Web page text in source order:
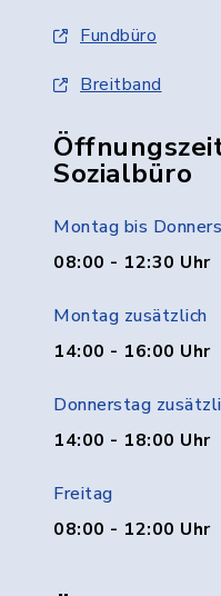
Fundbüro
Breitband
Sozialbüro
Montag bis
08:00 - 12:30 Uhr
Montag zusätzlich
14:00 - 16:00 Uhr
Donnerstag
14:00 - 18:00 Uhr
Freitag
08:00 - 12:00 Uhr